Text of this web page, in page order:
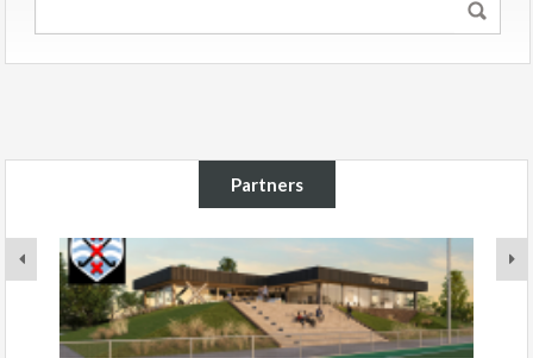
Partners